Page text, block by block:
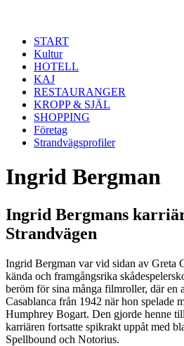
START
Kultur
HOTELL
KAJ
RESTAURANGER
KROPP & SJÄL
SHOPPING
Företag
Strandvägsprofiler
Ingrid Bergman
Ingrid Bergmans
Strandvägen
Ingrid Bergman var vid sidan av Greta
kända och framgångsrika
beröm för sina många filmroller, där en
Casablanca från 1942 när hon spelade
Humphrey Bogart. Den gjorde henne
karriären fortsatte spikrakt uppåt med
Spellbound och Notorius.